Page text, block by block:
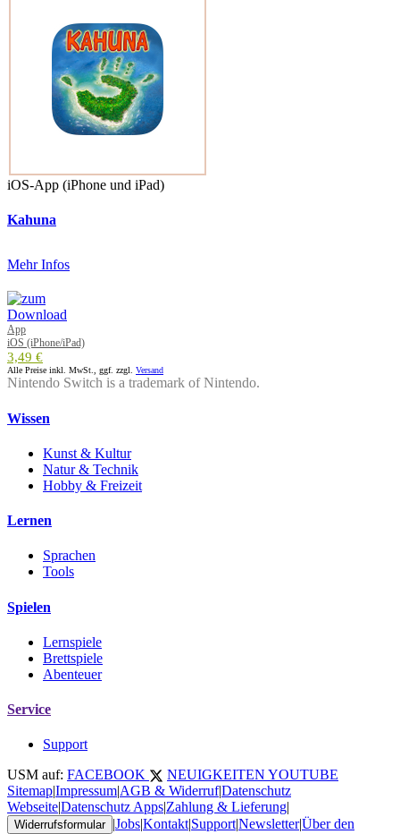
iOS-App (iPhone und iPad)
Kahuna
Mehr Infos
App
iOS (iPhone/iPad)
3,49 €
Alle Preise inkl. MwSt., ggf. zzgl. Versand
Nintendo Switch is a trademark of Nintendo.
Wissen
Kunst & Kultur
Natur & Technik
Hobby & Freizeit
Lernen
Sprachen
Tools
Spielen
Lernspiele
Brettspiele
Abenteuer
Service
Support
USM auf: FACEBOOK NEUIGKEITEN YOUTUBE
SitemapImpressumAGB & Widerruf|Datenschutz
WebseiteDatenschutz AppsZahlung & Lieferung
Widerrufsformular JobsKontakt|Support|Newsletter|Über den